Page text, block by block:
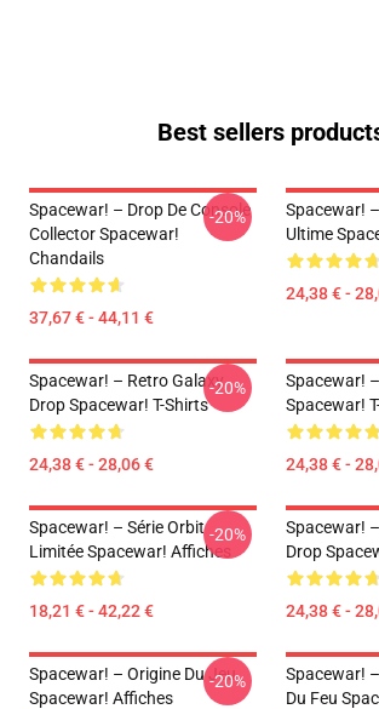
Best sellers
Spacewar! – Drop De Console
Collector Spacewar!
Chandails
37,67 € - 44,11 €
-20%
Spacewar!
Ultime
24,38 € -
Spacewar! – Retro Galaxy
Drop Spacewar! T-Shirts
24,38 € - 28,06 €
-20%
Spacewar!
Spacewar!
24,38 € -
Spacewar! – Série Orbit
Limitée Spacewar! Affiches
18,21 € - 42,22 €
-20%
Spacewar!
Drop
24,38 € -
Spacewar! – Origine Du Jeu
Spacewar! Affiches
-20%
Spacewar!
Du Feu